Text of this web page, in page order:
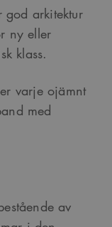
god arkitektur
ny eller
klass.
varje ojämnt
med
av